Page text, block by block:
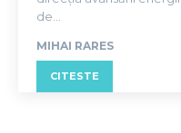
de...
MIHAI RARES
CITESTE